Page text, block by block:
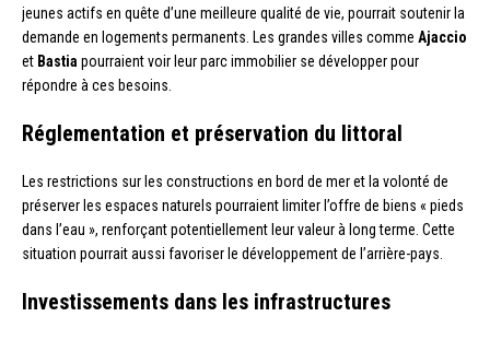
jeunes actifs en quête d’une meilleure qualité de vie, pourrait soutenir la
demande en logements permanents. Les grandes villes comme Ajaccio
et Bastia pourraient voir leur parc immobilier se développer pour
répondre à ces besoins.
Réglementation et préservation du littoral
Les restrictions sur les constructions en bord de mer et la volonté de
préserver les espaces naturels pourraient limiter l’offre de biens « pieds
dans l’eau », renforçant potentiellement leur valeur à long terme. Cette
situation pourrait aussi favoriser le développement de l’arrière-pays.
Investissements dans les infrastructures